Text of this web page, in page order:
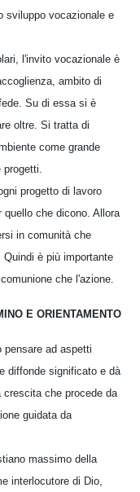
sviluppo vocazionale e
l'invito vocazionale è
ambito di
Su di essa si è
oltre. Si tratta di
come grande
progetto di lavoro
che dicono. Allora
in comunità che
è più importante
che l'azione.
E ORIENTAMENTO
pensare ad aspetti
diffonde significato e dà
che procede da
guidata da
massimo della
interlocutore di Dio,